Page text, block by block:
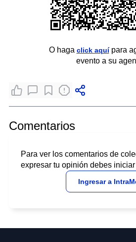
O haga click aquípara
evento a su
Comentarios
Para ver los comentarios de
expresar tu opinión debes
Ingresar a